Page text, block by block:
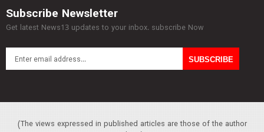
Subscribe Newsletter
Get latest News13 updates to your inbox. subscribe Now
(The views expressed in published articles are those of the author